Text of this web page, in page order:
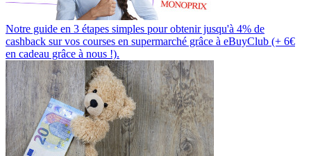
Notre guide en 3 étapes simples pour obtenir jusqu'à 4% de
cashback sur vos courses en supermarché grâce à eBuyClub (+ 6€
en cadeau grâce à nous !).